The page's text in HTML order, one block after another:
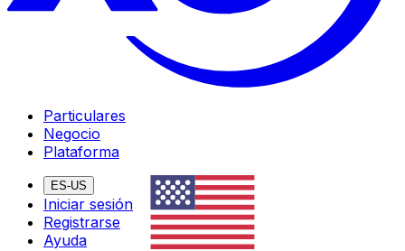
Particulares
Negocio
Plataforma
ES-US
Iniciar sesión
Registrarse
Ayuda